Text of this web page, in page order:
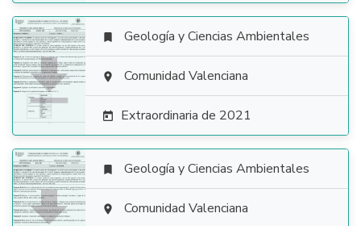

 Geología y Ciencias Ambientales
 Comunidad Valenciana
 Extraordinaria de 2021
 Geología y Ciencias Ambientales
 Comunidad Valenciana